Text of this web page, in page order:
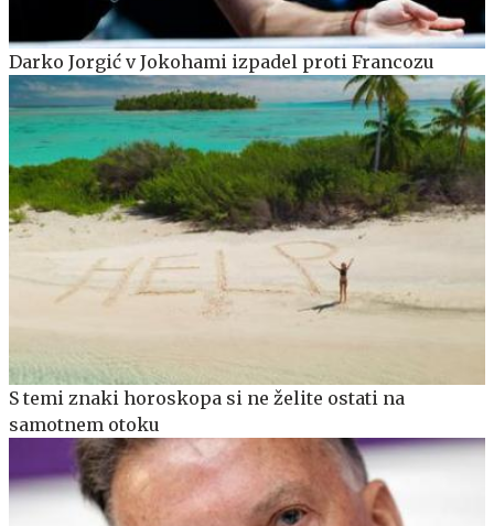
Darko Jorgić v Jokohami izpadel proti Francozu
S temi znaki horoskopa si ne želite ostati na
samotnem otoku